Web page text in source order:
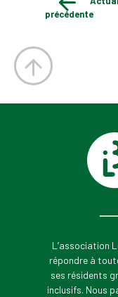
précédente
L’association
répondre à
ses résidents
inclusifs. Nous